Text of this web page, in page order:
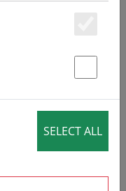
SELECT ALL